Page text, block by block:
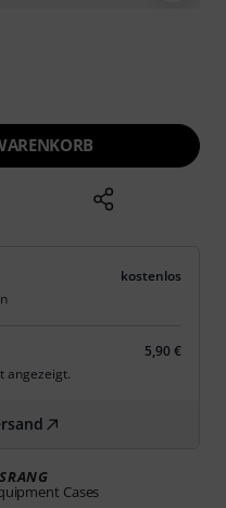
kostenlos
5,90 €
angezeigt.
Cases